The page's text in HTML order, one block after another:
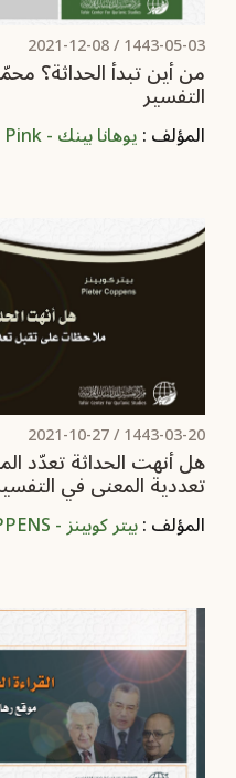
1443-05-03 /
2021-12-08
من أين تبدأ الحداثة؟
التفسير
المؤلف :يوهانا بينك - Johanna Pink
1443-03-20 /
2021-10-27
هل أنهت الحداثة تعدّد
تعددية المعنى في
المؤلف :بيتر كوبينز - PIETER COPPENS